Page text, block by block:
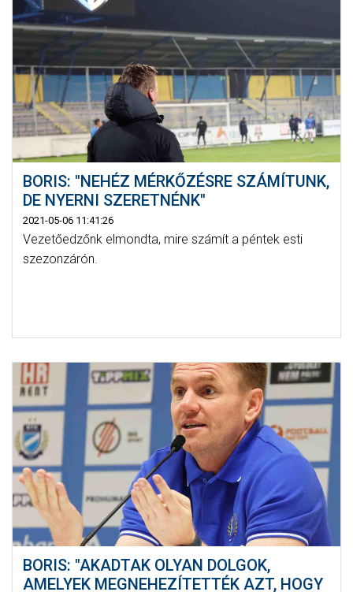
BORIS: "NEHÉZ MÉRKŐZÉSRE SZÁMÍTUNK,
DE NYERNI SZERETNÉNK"
2021-05-06 11:41:26
Vezetőedzőnk elmondta, mire számít a péntek esti
szezonzárón.
BORIS: "AKADTAK OLYAN DOLGOK,
AMELYEK MEGNEHEZÍTETTÉK AZT, HOGY